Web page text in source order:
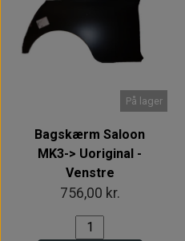
På lager
Bagskærm Saloon
MK3-> Uoriginal -
Venstre
756,00 kr.